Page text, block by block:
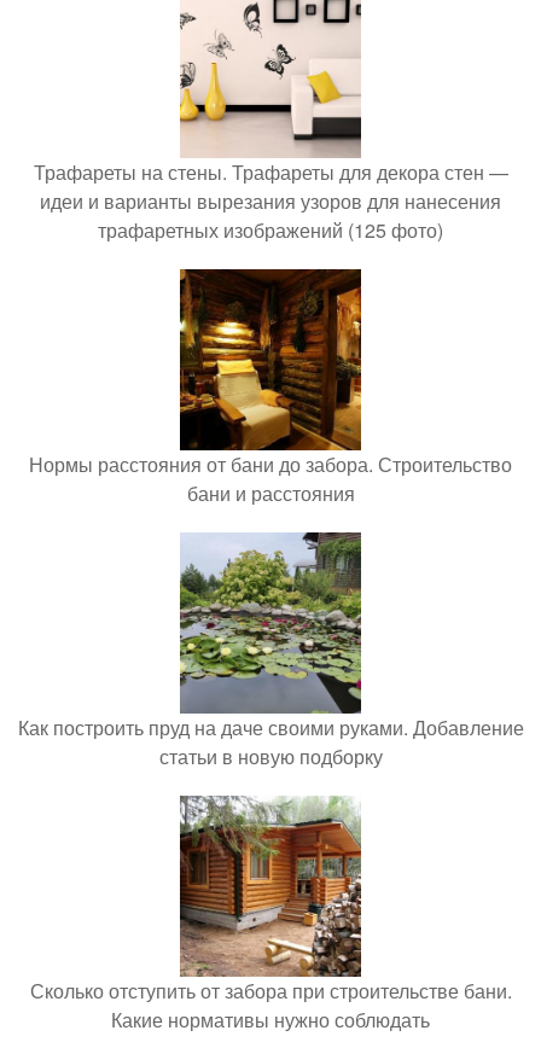
Трафареты на стены. Трафареты для декора стен —
идеи и варианты вырезания узоров для нанесения
трафаретных изображений (125 фото)
Нормы расстояния от бани до забора. Строительство
бани и расстояния
Как построить пруд на даче своими руками. Добавление
статьи в новую подборку
Сколько отступить от забора при строительстве бани.
Какие нормативы нужно соблюдать